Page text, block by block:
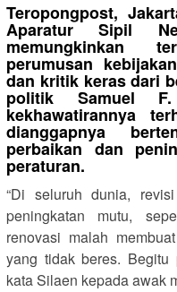
Teropongpost,
Aparatur Sipil
memungkinkan
perumusan
dan kritik keras dari
politik Samuel F.
kekhawatirannya
dianggapnya
perbaikan dan
peraturan.
“Di seluruh dunia,
peningkatan mutu,
renovasi malah
yang tidak beres. Begitu
kata Silaen kepada awak